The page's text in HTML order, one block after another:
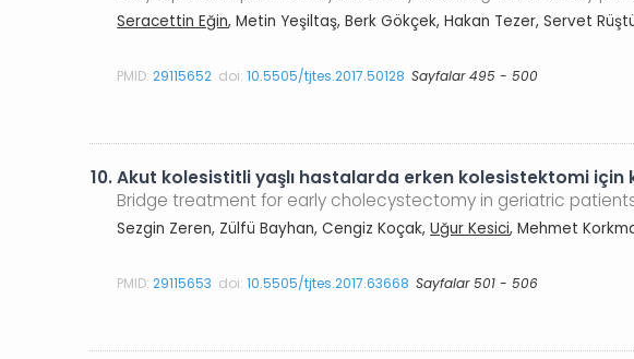
Seracettin Eğin, Metin Yeşiltaş, Berk Gökçek, Hakan Tezer, Servet
PMID:29115652 doi:10.5505/tjtes.2017.50128 Sayfalar 495 - 500
10.Akut kolesistitli yaşlı hastalarda erken kolesistektomi
Bridge treatment for early cholecystectomy in geriatric
Sezgin Zeren, Zülfü Bayhan, Cengiz Koçak,Uğur Kesici, Mehmet
PMID:29115653 doi:10.5505/tjtes.2017.63668 Sayfalar 501 - 506